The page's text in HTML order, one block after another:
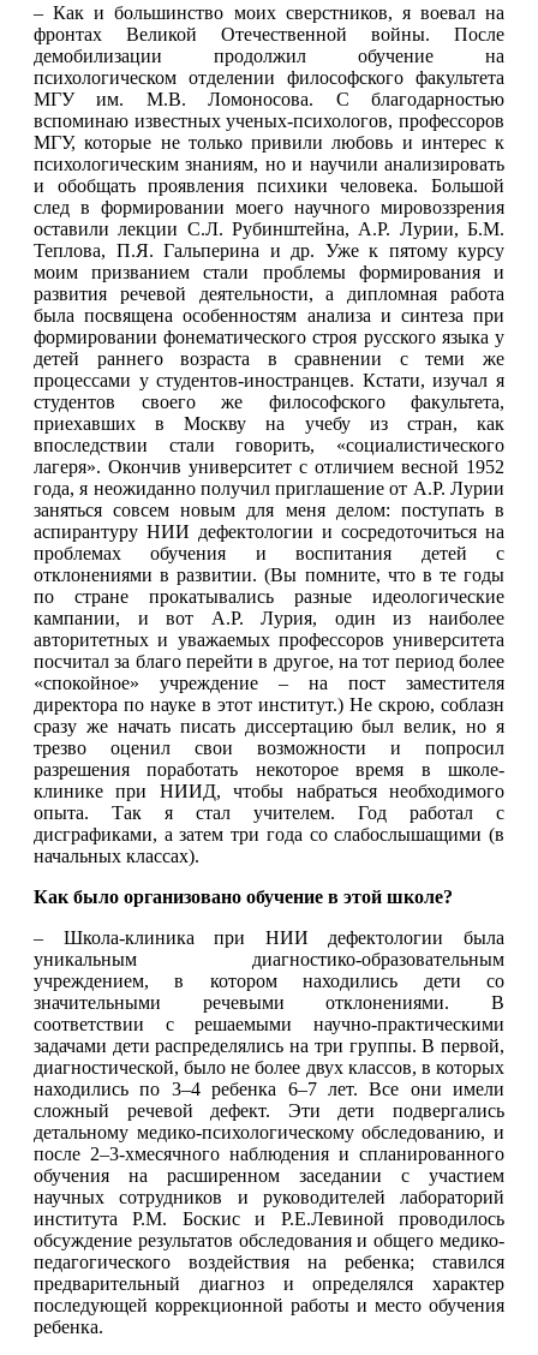
– Как и большинство моих сверстников, я воевал на
фронтах Великой Отечественной войны. После
демобилизации продолжил обучение на
психологическом отделении философского факультета
МГУ им. М.В. Ломоносова. С благодарностью
вспоминаю известных ученых-психологов, профессоров
МГУ, которые не только привили любовь и интерес к
психологическим знаниям, но и научили анализировать
и обобщать проявления психики человека. Большой
след в формировании моего научного мировоззрения
оставили лекции С.Л. Рубинштейна, А.Р. Лурии, Б.М.
Теплова, П.Я. Гальперина и др. Уже к пятому курсу
моим призванием стали проблемы формирования и
развития речевой деятельности, а дипломная работа
была посвящена особенностям анализа и синтеза при
формировании фонематического строя русского языка у
детей раннего возраста в сравнении с теми же
процессами у студентов-иностранцев. Кстати, изучал я
студентов своего же философского факультета,
приехавших в Москву на учебу из стран, как
впоследствии стали говорить, «социалистического
лагеря». Окончив университет с отличием весной 1952
года, я неожиданно получил приглашение от А.Р. Лурии
заняться совсем новым для меня делом: поступать в
аспирантуру НИИ дефектологии и сосредоточиться на
проблемах обучения и воспитания детей с
отклонениями в развитии. (Вы помните, что в те годы
по стране прокатывались разные идеологические
кампании, и вот А.Р. Лурия, один из наиболее
авторитетных и уважаемых профессоров университета
посчитал за благо перейти в другое, на тот период более
«спокойное» учреждение – на пост заместителя
директора по науке в этот институт.) Не скрою, соблазн
сразу же начать писать диссертацию был велик, но я
трезво оценил свои возможности и попросил
разрешения поработать некоторое время в школе-
клинике при НИИД, чтобы набраться необходимого
опыта. Так я стал учителем. Год работал с
дисграфиками, а затем три года со слабослышащими (в
начальных классах).
Как было организовано обучение в этой школе?
– Школа-клиника при НИИ дефектологии была
уникальным диагностико-образовательным
учреждением, в котором находились дети со
значительными речевыми отклонениями. В
соответствии с решаемыми научно-практическими
задачами дети распределялись на три группы. В первой,
диагностической, было не более двух классов, в которых
находились по 3–4 ребенка 6–7 лет. Все они имели
сложный речевой дефект. Эти дети подвергались
детальному медико-психологическому обследованию, и
после 2–3-хмесячного наблюдения и спланированного
обучения на расширенном заседании с участием
научных сотрудников и руководителей лабораторий
института Р.М. Боскис и Р.Е.Левиной проводилось
обсуждение результатов обследования и общего медико-
педагогического воздействия на ребенка; ставился
предварительный диагноз и определялся характер
последующей коррекционной работы и место обучения
ребенка.